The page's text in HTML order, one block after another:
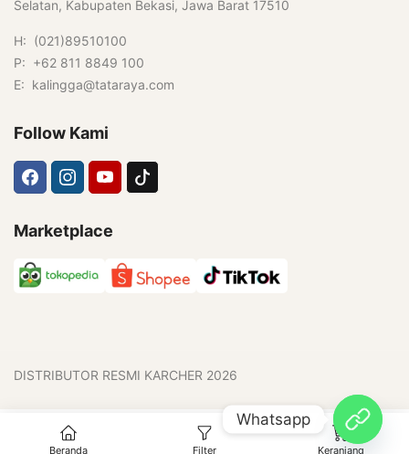
Selatan, Kabupaten Bekasi, Jawa Barat 17510
H: (021)89510100
P: +62 811 8849 100
E: kalingga@tataraya.com
Follow Kami
Marketplace
DISTRIBUTOR RESMI KARCHER 2026
Beranda Filter
0
Keranjang
Whatsapp